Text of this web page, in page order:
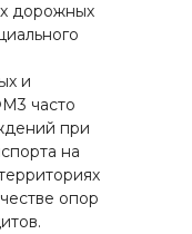
дорожных
и
часто
при
на
опор